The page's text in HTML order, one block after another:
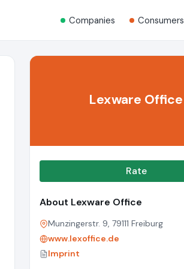
Companies Consumers
Lexware Office
Rate
About Lexware Office
Munzingerstr. 9, 79111 Freiburg
www.lexoffice.de
Imprint